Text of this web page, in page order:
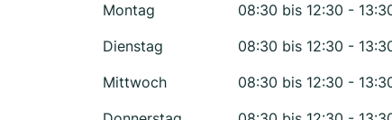
Montag
08:30 bis 12:30 -
Dienstag
08:30 bis 12:30 -
Mittwoch
08:30 bis 12:30 -